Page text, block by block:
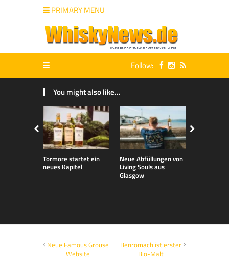
PRIMARY MENU
Follow:
You might also like...
Tormore startet ein
neues Kapitel
Neue Abfüllungen von
Living Souls aus
Glasgow
Neue Famous Grouse
Website
Benromach ist erster
Bio-Malt